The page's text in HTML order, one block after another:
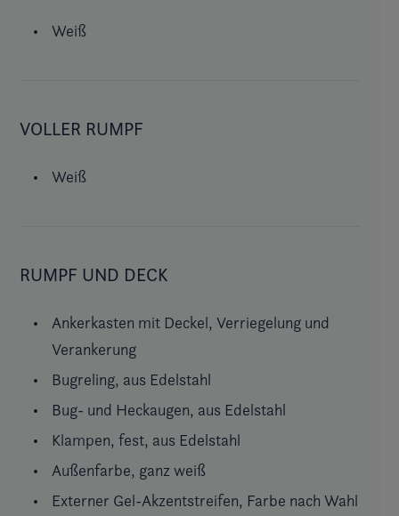
Weiß
VOLLER RUMPF
Weiß
RUMPF UND DECK
Ankerkasten mit Deckel, Verriegelung und
Verankerung
Bugreling, aus Edelstahl
Bug- und Heckaugen, aus Edelstahl
Klampen, fest, aus Edelstahl
Außenfarbe, ganz weiß
Externer Gel-Akzentstreifen, Farbe nach Wahl